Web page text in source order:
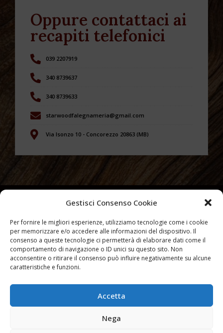
Gestisci Consenso Cookie
Per fornire le migliori esperienze, utilizziamo tecnologie come i cookie
per memorizzare e/o accedere alle informazioni del dispositivo. Il
consenso a queste tecnologie ci permetterà di elaborare dati come il
comportamento di navigazione o ID unici su questo sito. Non
acconsentire o ritirare il consenso può influire negativamente su alcune
caratteristiche e funzioni.
Accetta
Nega
Oppure contattaci ai
recapiti telefonici
039 2207919
340 8739637
340 8739633
starwoodfalegnameria@gmail.com
Via Isonzo 10 - Concorezzo 20863 (MB)